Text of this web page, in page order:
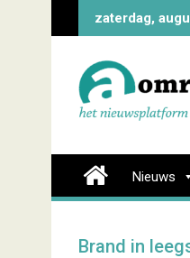
zaterdag,
Nieuws
Brand in